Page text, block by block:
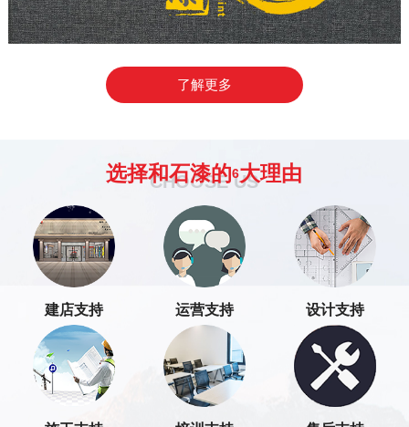
了解更多
CHOOSE US
选择和石漆的6大理由
建店支持 运营支持 设计支持